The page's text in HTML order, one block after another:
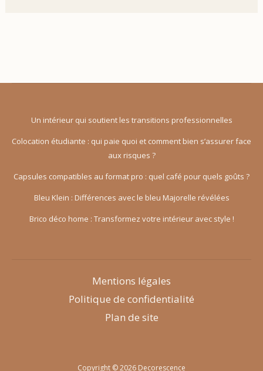
Un intérieur qui soutient les transitions professionnelles
Colocation étudiante : qui paie quoi et comment bien s’assurer face
aux risques ?
Capsules compatibles au format pro : quel café pour quels goûts ?
Bleu Klein : Différences avec le bleu Majorelle révélées
Brico déco home : Transformez votre intérieur avec style !
Mentions légales
Politique de confidentialité
Plan de site
Copyright © 2026 Decorescence